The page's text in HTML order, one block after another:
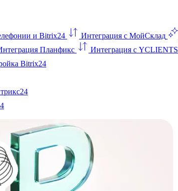
и Bitrix24 Интеграция с МойСклад
Планфикс Интеграция с YCLIENTS
Bitrix24